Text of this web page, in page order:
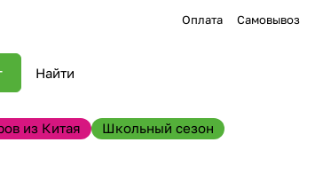
Оплата Самовывоз
из Китая Школьный сезон